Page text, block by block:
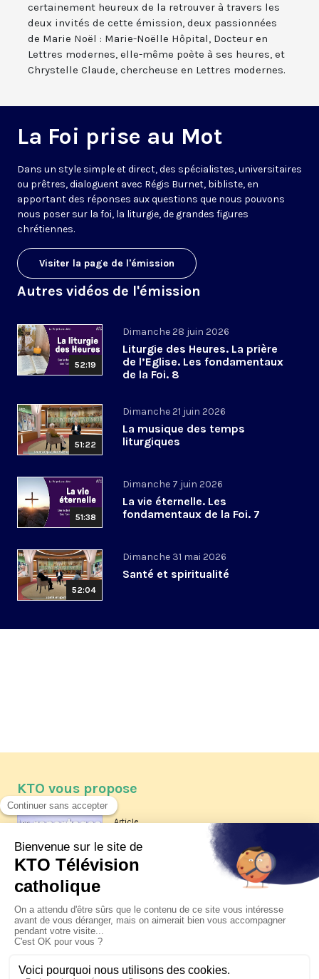
certainement heureux de la retrouver à travers les
deux invités de cette émission, deux passionnées
de Marie Noël : Marie-Noëlle Hôpital, Docteur en
Lettres modernes, elle-même poète à ses heures, et
Chrystelle Claude, chercheuse en Lettres modernes.
La Foi prise au Mot
Dans un style simple et direct, des spécialistes, universitaires
ou prêtres, dialoguent avec Régis Burnet, bibliste, en
apportant des réponses aux questions que nous pouvons
nous poser sur la foi, la liturgie, de grandes figures
chrétiennes.
Visiter la page de l'émission
Autres vidéos de l'émission
52:19
Dimanche 28 juin 2026
Liturgie des Heures. La prière
de l’Eglise. Les fondamentaux
de la Foi. 8
51:22
Dimanche 21 juin 2026
La musique des temps
liturgiques
51:38
Dimanche 7 juin 2026
La vie éternelle. Les
fondamentaux de la Foi. 7
52:04
Dimanche 31 mai 2026
Santé et spiritualité
KTO vous propose
Article
Les reportages d'été 2026 de KTO
La visite pastorale du pape Léon
XIV à Assise à suivre sur KTO le
jeudi 6 août
Le pape en Uruguay, Argentine et